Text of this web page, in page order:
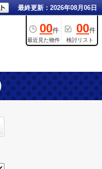
最終更新：2026年08月06日
00件
最近見た物件
00件
検討リスト